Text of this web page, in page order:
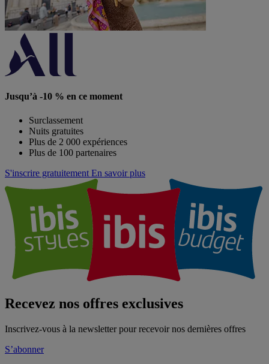
Jusqu’à -10 % en ce moment
Surclassement
Nuits gratuites
Plus de 2 000 expériences
Plus de 100 partenaires
S'inscrire gratuitement En savoir plus
Recevez nos offres exclusives
Inscrivez-vous à la newsletter pour recevoir nos dernières offres
S’abonner